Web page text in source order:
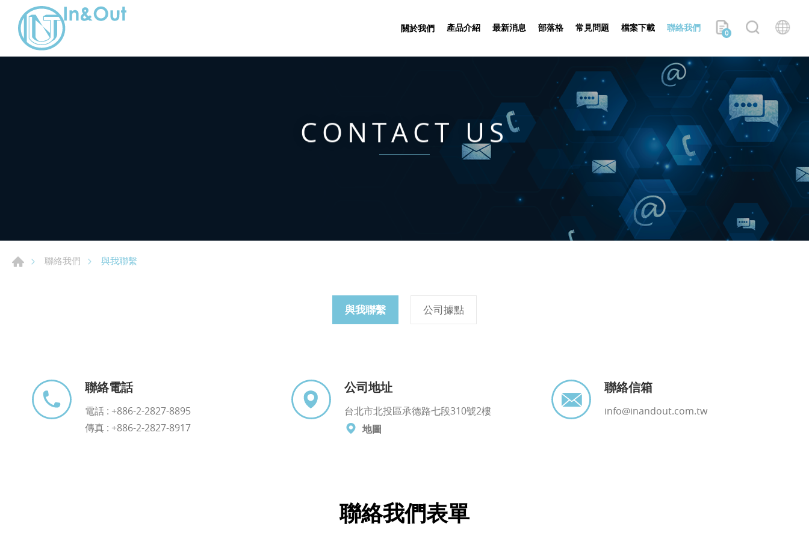
關於我們 產品介紹 最新消息 部落格 常見問題 檔案下載 聯絡我們 0
CONTACT US
聯絡我們 與我聯繫
與我聯繫 公司據點
聯絡電話
電話 : +886-2-2827-8895
傳真 : +886-2-2827-8917
公司地址
台北市北投區承德路七段310號2樓
地圖
聯絡信箱
info@inandout.com.tw
聯絡我們表單